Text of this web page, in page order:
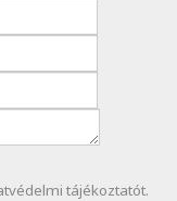
tájékoztatót.